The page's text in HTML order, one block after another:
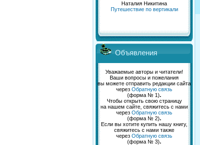
Наталия Никитина
Путешествие по вертикали
Объявления
Уважаемые авторы и читатели!
Ваши вопросы и пожелания
вы можете отправить редакции сайта
через Обратную связь
(форма № 1).
Чтобы открыть свою страницу
на нашем сайте, свяжитесь с нами
через Обратную связь
(форма № 2).
Если вы хотите купить нашу книгу,
свяжитесь с нами также
через Обратную связь
(форма № 3).